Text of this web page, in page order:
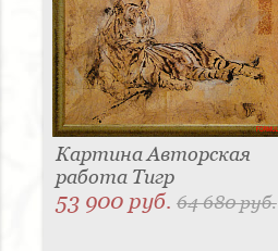
Картина Авторская
работа Тигр
53 900 руб. 64 680 руб.